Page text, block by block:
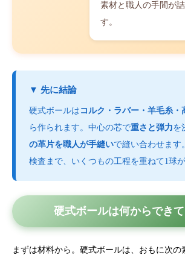
素材と職人の手間が
す。
▼ 先に結論
硬式ボールは コルク・ラバー・羊毛糸・
ら作られます。中心の芯で重さと弾力を
の革片を職人が手縫いで縫い合わせます
検査まで、いくつもの工程を重ねて1球
硬式ボールは何からでき
まずは材料から。硬式ボールは、おもに次の